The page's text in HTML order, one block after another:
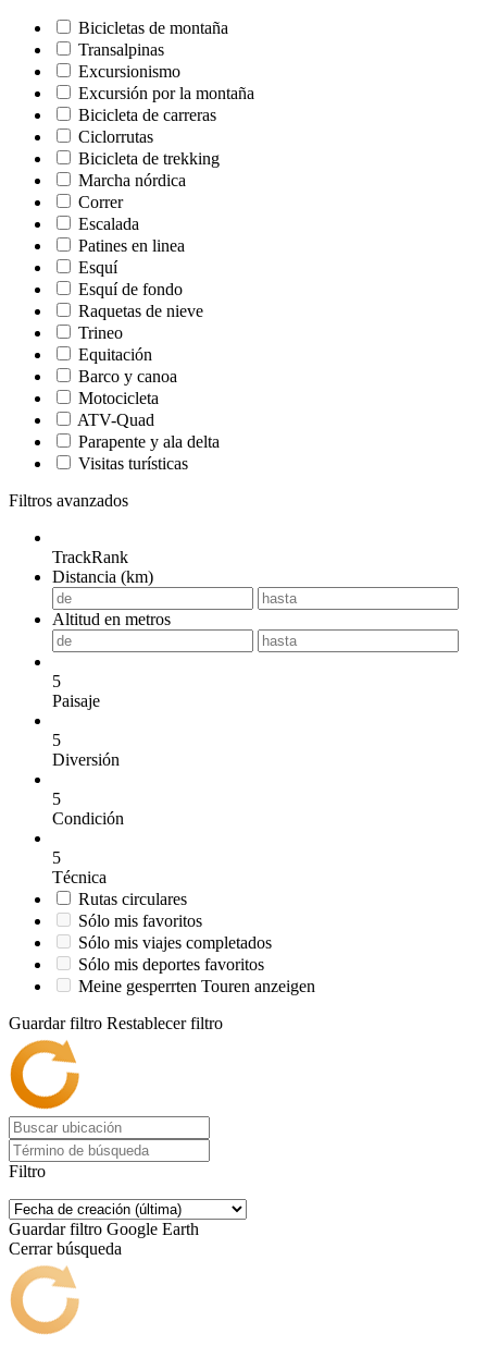
Bicicletas de montaña
Transalpinas
Excursionismo
Excursión por la montaña
Bicicleta de carreras
Ciclorrutas
Bicicleta de trekking
Marcha nórdica
Correr
Escalada
Patines en linea
Esquí
Esquí de fondo
Raquetas de nieve
Trineo
Equitación
Barco y canoa
Motocicleta
ATV-Quad
Parapente y ala delta
Visitas turísticas
Filtros avanzados
TrackRank
Distancia (km)
Altitud en metros
5
Paisaje
5
Diversión
5
Condición
5
Técnica
Rutas circulares
Sólo mis favoritos
Sólo mis viajes completados
Sólo mis deportes favoritos
Meine gesperrten Touren anzeigen
Guardar filtro Restablecer filtro
Filtro
Guardar filtro Google Earth
Cerrar búsqueda